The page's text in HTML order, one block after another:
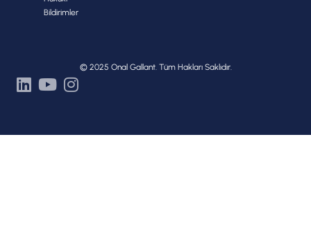
Bildirimler
© 2025 Onal Gallant. Tüm Hakları Saklıdır.